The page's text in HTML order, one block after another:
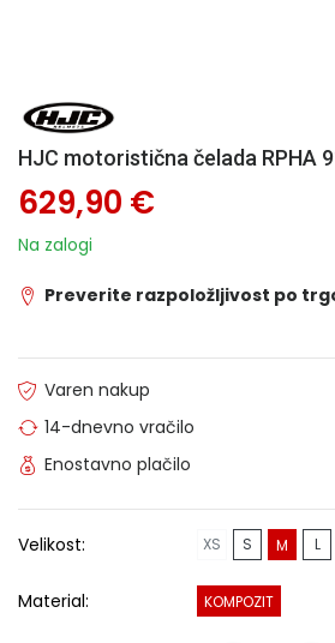
HJC motoristična čelada RPHA
629,90 €
Na zalogi
Preverite razpoložljivost po
Varen nakup
14-dnevno vračilo
Enostavno plačilo
Velikost: XS S M L
Material: KOMPOZIT